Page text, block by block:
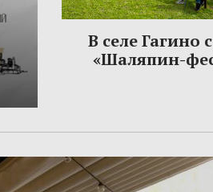
В селе Гагино
«Шаляпин-